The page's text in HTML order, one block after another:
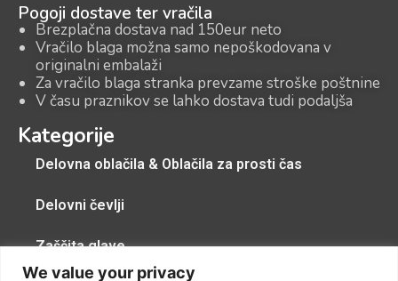
We value your privacy
Pogoji dostave ter vračila
Brezplačna dostava nad 150eur neto
Vračilo blaga možna samo nepoškodovana v
originalni embalaži
Za vračilo blaga stranka prevzame stroške poštnine
V času praznikov se lahko dostava tudi podaljša
Kategorije
Delovna oblačila & Oblačila za prosti čas
Delovni čevlji
Zaščita glave